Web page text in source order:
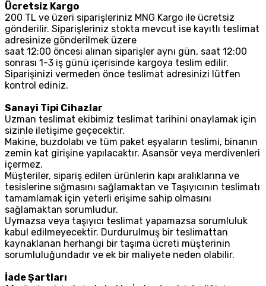
Ücretsiz Kargo
200 TL ve üzeri siparişleriniz MNG Kargo ile ücretsiz
gönderilir. Siparişleriniz stokta mevcut ise kayıtlı teslimat
adresinize gönderilmek üzere
saat 12:00 öncesi alınan siparişler aynı gün, saat 12:00
sonrası 1-3 iş günü içerisinde kargoya teslim edilir.
Siparişinizi vermeden önce teslimat adresinizi lütfen
kontrol ediniz.
Sanayi Tipi Cihazlar
Uzman teslimat ekibimiz teslimat tarihini onaylamak için
sizinle iletişime geçecektir.
Makine, buzdolabı ve tüm paket eşyaların teslimi, binanın
zemin kat girişine yapılacaktır. Asansör veya merdivenleri
içermez.
Müşteriler, sipariş edilen ürünlerin kapı aralıklarına ve
tesislerine sığmasını sağlamaktan ve Taşıyıcının teslimatı
tamamlamak için yeterli erişime sahip olmasını
sağlamaktan sorumludur.
Uymazsa veya taşıyıcı teslimat yapamazsa sorumluluk
kabul edilmeyecektir. Durdurulmuş bir teslimattan
kaynaklanan herhangi bir taşıma ücreti müşterinin
sorumluluğundadır ve ek bir maliyete neden olabilir.
İade Şartları